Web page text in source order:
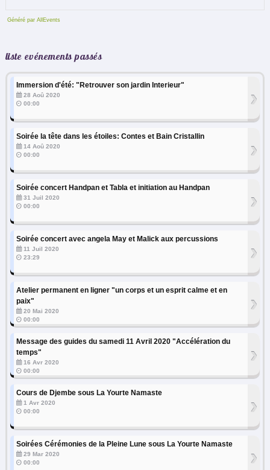
Généré par AllEvents
liste evénements passés
Immersion d'été: "Retrouver son jardin Interieur"
28 Aoû 2020
00:00
›
Soirée la tête dans les étoiles: Contes et Bain Cristallin
14 Aoû 2020
00:00
›
Soirée concert Handpan et Tabla et initiation au Handpan
31 Juil 2020
00:00
›
Soirée concert avec angela May et Malick aux percussions
11 Juil 2020
23:29
›
Atelier permanent en ligner "un corps et un esprit calme et en
paix"
20 Mai 2020
00:00
›
Message des guides du samedi 11 Avril 2020 "Accélération du
temps"
16 Avr 2020
00:00
›
Cours de Djembe sous La Yourte Namaste
1 Avr 2020
00:00
›
Soirées Cérémonies de la Pleine Lune sous La Yourte Namaste
29 Mar 2020
00:00
›